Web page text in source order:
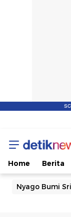
Home Berita
Nyago Bumi